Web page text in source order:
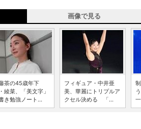
画像で見る
茶の45歳年下
綾菜、「美文字」
き勉強ノート...
フィギュア・中井亜
美、華麗にトリプルア
クセル決める 「...